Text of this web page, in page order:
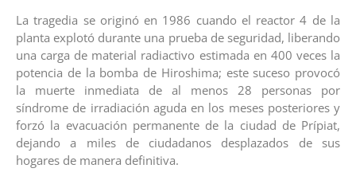
La tragedia se originó en 1986 cuando el reactor 4 de la
planta explotó durante una prueba de seguridad, liberando
una carga de material radiactivo estimada en 400 veces la
potencia de la bomba de Hiroshima; este suceso provocó
la muerte inmediata de al menos 28 personas por
síndrome de irradiación aguda en los meses posteriores y
forzó la evacuación permanente de la ciudad de Prípiat,
dejando a miles de ciudadanos desplazados de sus
hogares de manera definitiva.